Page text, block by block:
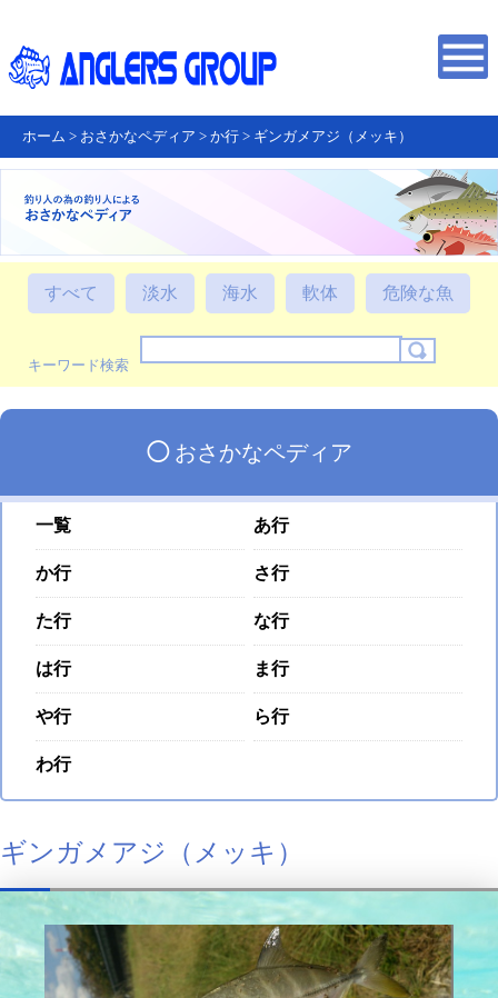
ホーム > おさかなペディア > か行 > ギンガメアジ（メッキ）
すべて 淡水 海水 軟体 危険な魚
キーワード検索
◯おさかなペディア
一覧 あ行
か行 さ行
た行 な行
は行 ま行
や行 ら行
わ行
ギンガメアジ（メッキ）